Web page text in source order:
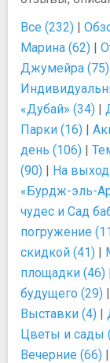
Все (232) |
Марина (62) |
Джумейра (75)
«Дубай» (34) |
Парки (16) |
день (106) |
(90) | На
«Бурдж-эль-
чудес и Сад
погружение
скидкой (41) |
площадки (46) |
будущего (29) |
Выставки (4) |
Цветы и сады
Вечерние (66) |